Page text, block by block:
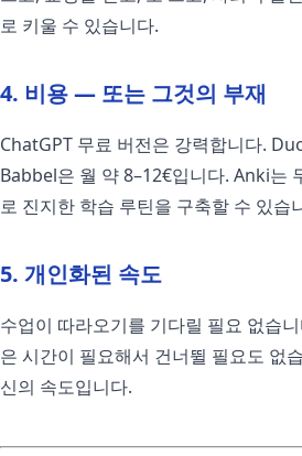
로 키울 수 있습니다.
4. 비용 — 또는 그것의 부재
ChatGPT 무료 버전은 강력합니다.
Babbel은 월 약 8–12€입니다. Anki는
로 진지한 학습 루틴을 구축할 수 있습
5. 개인화된 속도
수업이 따라오기를 기다릴 필요 없습
은 시간이 필요해서 건너뛸 필요도 없
신의 속도입니다.